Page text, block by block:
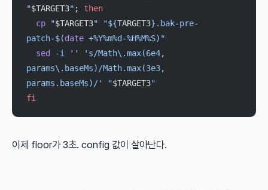
"$TARGET3" ; then
  cp
"$TARGET3" "${TARGET3}.bak-pre-
patch-$(date +%Y%m%d-%H%M%S)"
  sed
-i ''
's/Math\.max(6e4,
params\.baseMs)/Math.max(3e3,
params.baseMs)/'
"$TARGET3"
fi
이제 floor가 3초. config 값이 살아난다.